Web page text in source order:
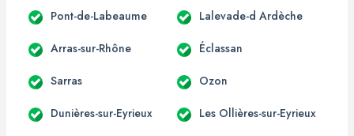
Pont-de-Labeaume Lalevade-d Ardèche
Arras-sur-Rhône Éclassan
Sarras Ozon
Dunières-sur-Eyrieux Les Ollières-sur-Eyrieux